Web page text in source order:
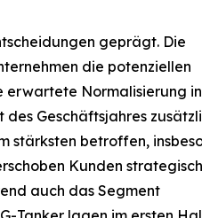
geprägt. Die
die potenziellen
erwartete Normalisierung
Geschäftsjahres
stärksten betroffen,
Kunden strategisch
auch das Segment